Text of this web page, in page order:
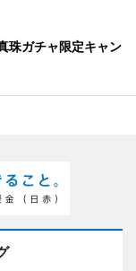
珠ガチャ限定キャン